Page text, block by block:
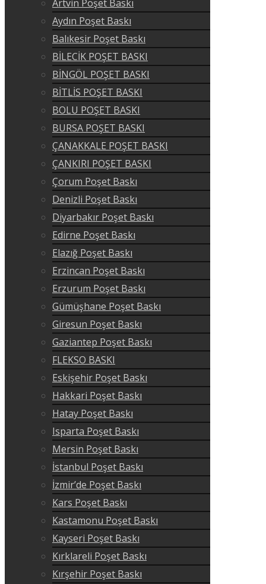
Artvin Poşet Baskı
Aydın Poşet Baskı
Balıkesir Poşet Baskı
BİLECİK POŞET BASKI
BİNGÖL POŞET BASKI
BİTLİS POŞET BASKI
BOLU POŞET BASKI
BURSA POŞET BASKI
ÇANAKKALE POŞET BASKI
ÇANKIRI POŞET BASKI
Çorum Poşet Baskı
Denizli Poşet Baskı
Diyarbakır Poşet Baskı
Edirne Poşet Baskı
Elazığ Poşet Baskı
Erzincan Poşet Baskı
Erzurum Poşet Baskı
Gümüşhane Poşet Baskı
Giresun Poşet Baskı
Gaziantep Poşet Baskı
FLEKSO BASKI
Eskişehir Poşet Baskı
Hakkari Poşet Baskı
Hatay Poşet Baskı
Isparta Poşet Baskı
Mersin Poşet Baskı
İstanbul Poşet Baskı
İzmir’de Poşet Baskı
Kars Poşet Baskı
Kastamonu Poşet Baskı
Kayseri Poşet Baskı
Kırklareli Poşet Baskı
Kırşehir Poşet Baskı